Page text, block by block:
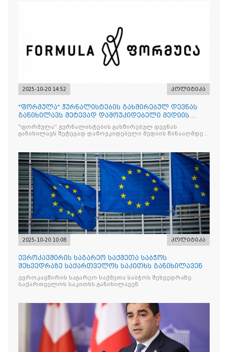
2025-10-20 14:52 პოლიტიკა
"ფორმულა" ჟურნალისტების გახშირებულ დევნას
განიხილავს შეტევად დამოუკიდებელი მედიის
წინააღმდ
"ფორმულა" ჟურნალისტების გახშირებულ დევნას
განიხილავს შეტევად დამოუკიდებელი მედიის წინააღმდეგ,
2025-10-20 10:08 პოლიტიკა
ევროკავშირის საგარეო საქმეთა საბჭოს
შეხვედრაზე საქართველოს საკითხს განიხილავენ
ევროკავშირის საგარეო საქმეთა საბჭოს შეხვედრაზე
საქართველოს საკითხს განიხილავენ